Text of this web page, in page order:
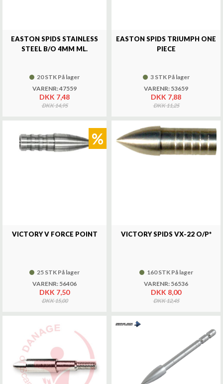
EASTON SPIDS STAINLESS
STEEL B/O 4MM ML.
20 STK På lager
VARENR: 47559
DKK 7,48
DKK 14,95
EASTON SPIDS TRIUMPH ONE
PIECE
3 STK På lager
VARENR: 53659
DKK 7,88
DKK 11,25
VICTORY V FORCE POINT
25 STK På lager
VARENR: 56406
DKK 7,50
DKK 15,00
%
VICTORY SPIDS VX-22 O/P*
160 STK På lager
VARENR: 56536
DKK 8,00
DKK 12,45